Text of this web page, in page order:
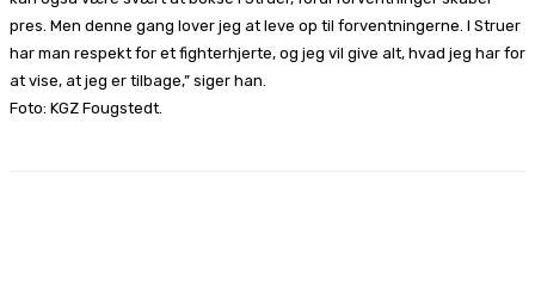
pres. Men denne gang lover jeg at leve op til forventningerne. I Struer
har man respekt for et fighterhjerte, og jeg vil give alt, hvad jeg har for
at vise, at jeg er tilbage,” siger han.
Foto: KGZ Fougstedt.